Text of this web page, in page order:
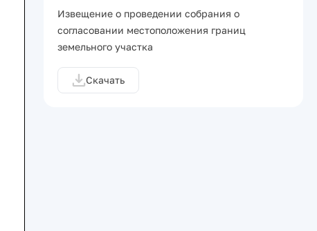
Извещение о проведении собрания о
согласовании местоположения границ
земельного участка
Скачать